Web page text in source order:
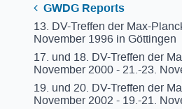
GWDG Reports
13. DV-Treffen der Max-
November 1996 in Göttingen
17. und 18. DV-Treffen der
November 2000 - 21.-23.
19. und 20. DV-Treffen der
November 2002 - 19.-21.